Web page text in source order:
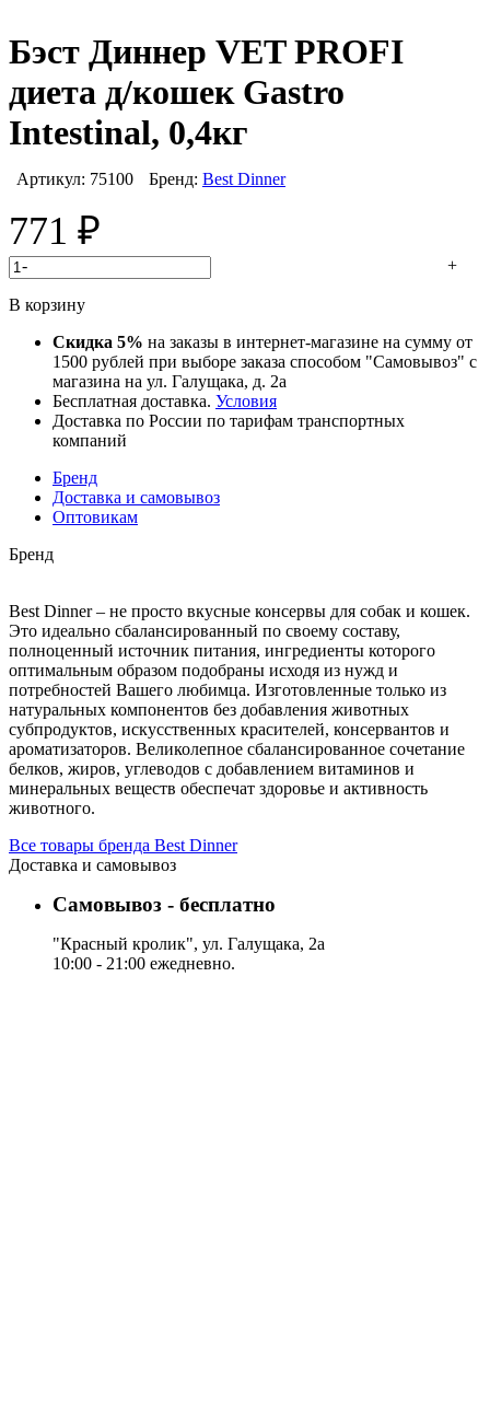
Бэст Диннер VET PROFI
диета д/кошек Gastro
Intestinal, 0,4кг
Артикул: 75100 Бренд: Best Dinner
771 ₽
- +
В корзину
Скидка 5% на заказы в интернет-магазине на сумму от
1500 рублей при выборе заказа способом "Самовывоз" с
магазина на ул. Галущака, д. 2а
Бесплатная доставка. Условия
Доставка по России по тарифам транспортных
компаний
Бренд
Доставка и самовывоз
Оптовикам
Бренд
Best Dinner – не просто вкусные консервы для собак и кошек.
Это идеально сбалансированный по своему составу,
полноценный источник питания, ингредиенты которого
оптимальным образом подобраны исходя из нужд и
потребностей Вашего любимца. Изготовленные только из
натуральных компонентов без добавления животных
субпродуктов, искусственных красителей, консервантов и
ароматизаторов. Великолепное сбалансированное сочетание
белков, жиров, углеводов с добавлением витаминов и
минеральных веществ обеспечат здоровье и активность
животного.
Все товары бренда Best Dinner
Доставка и самовывоз
Самовывоз - бесплатно
"Красный кролик", ул. Галущака, 2а
10:00 - 21:00 ежедневно.